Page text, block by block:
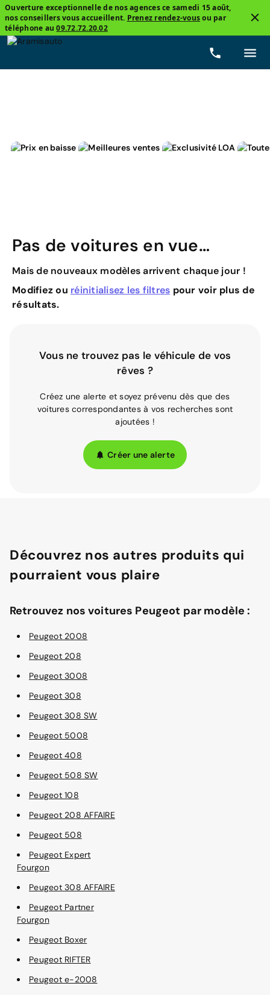
Ouverture exceptionnelle de nos agences ce samedi 15 août,
nos conseillers vous accueillent. Prenez rendez-vousou par
téléphone au09.72.72.20.02
Carburants
Pas de voitures en vue…
Mais de nouveaux modèles arrivent chaque jour !
Modifiez ou réinitialisez les filtres pour voir plus de
résultats.
Vous ne trouvez pas le véhicule de vos
rêves ?
Créez une alerte et soyez prévenu dès que des
voitures correspondantes à vos recherches sont
ajoutées !
Créer une alerte
Découvrez nos autres produits qui
pourraient vous plaire
Retrouvez nos voitures Peugeot par modèle :
Peugeot 2008
Peugeot 208
Peugeot 3008
Peugeot 308
Peugeot 308 SW
Peugeot 5008
Peugeot 408
Peugeot 508 SW
Peugeot 108
Peugeot 208 AFFAIRE
Peugeot 508
Peugeot Expert
Fourgon
Peugeot 308 AFFAIRE
Peugeot Partner
Fourgon
Peugeot Boxer
Peugeot RIFTER
Peugeot e-2008